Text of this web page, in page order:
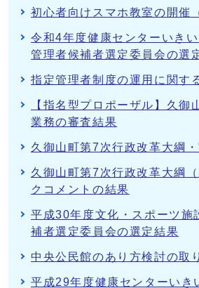
初心者向けスマホ教室の開催
令和4年度健康センターいき
管理者候補者選定委員会の選
指定管理者制度の運用に関す
【指名型プロポーザル】久御
業務の審査結果
久御山町第7次行政改革大綱
久御山町第7次行政改革大綱
クコメントの結果
平成30年度文化・スポーツ施
補者選定委員会の選定結果
中央公民館のあり方検討の取
平成29年度健康センターいき